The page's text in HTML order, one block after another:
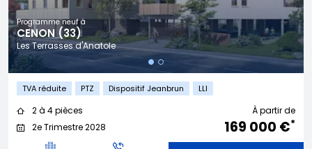
Programme neuf à
CENON (33)
Les Terrasses d'Anatole
TVA réduite PTZ Dispositif Jeanbrun LLI
2 à 4 pièces
2e Trimestre 2028
À partir de
169 000 €*